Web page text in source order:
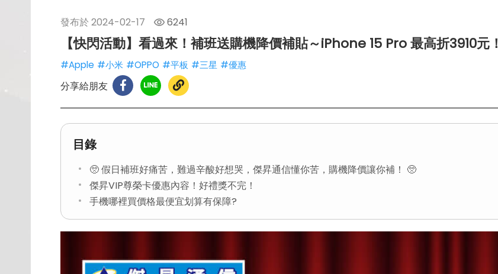
發布於 2024-02-17 6241
【快閃活動】看過來！補班送購機降價補貼～iPhone 15 Pro 最高折3910元！
#Apple #小米 #OPPO #平板 #三星 #優惠
分享給朋友
目錄
🥺 假日補班好痛苦，難過辛酸好想哭，傑昇通信懂你苦，購機降價讓你補！ 🥺
傑昇VIP尊榮卡優惠內容！好禮獎不完！
手機哪裡買價格最便宜划算有保障?